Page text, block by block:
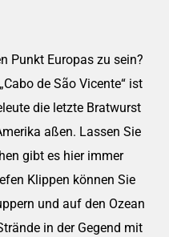
Punkt Europas zu sein?
de São Vicente“ ist
die letzte Bratwurst
aßen. Lassen Sie
gibt es hier immer
Klippen können Sie
und auf den Ozean
in der Gegend mit